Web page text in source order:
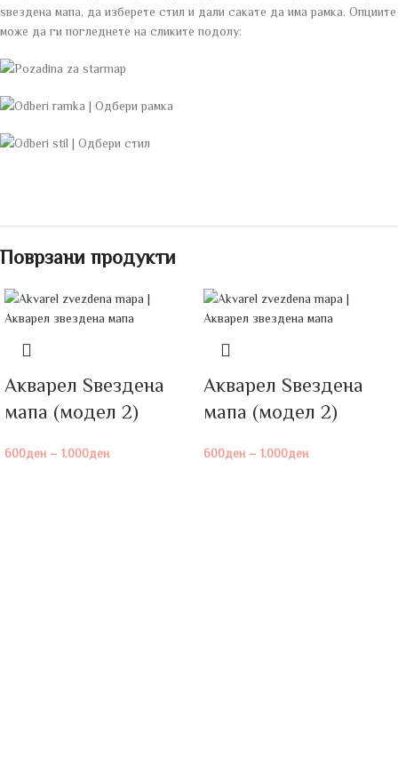
ѕвездена мапа, да изберете стил и дали сакате да има рамка. Опциите
може да ги погледнете на сликите подолу:
Поврзани продукти
Акварел Ѕвездена
мапа (модел 2)
600ден – 1.000ден
Акварел Ѕвездена
мапа (модел 2)
600ден – 1.000ден